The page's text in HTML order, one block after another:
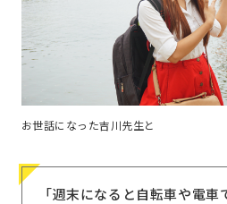
お世話になった吉川先生と
「週末になると自転車や電